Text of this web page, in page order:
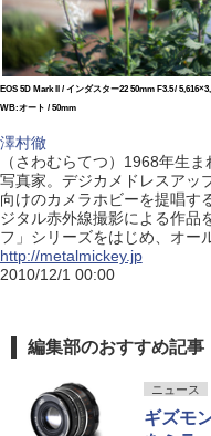
EOS 5D Mark II / インダスター22 50mm F3.5 /
WB:オート / 50mm
澤村徹
（さわむらてつ）1968年生
写真家。デジカメドレスアッ
向けのカメラホビーを提唱す
ジタル赤外線撮影による作品
フ」シリーズをはじめ、オー
http://metalmickey.jp
2010/12/1 00:00
編集部のおすすめ記事
ニュース
ギズモ